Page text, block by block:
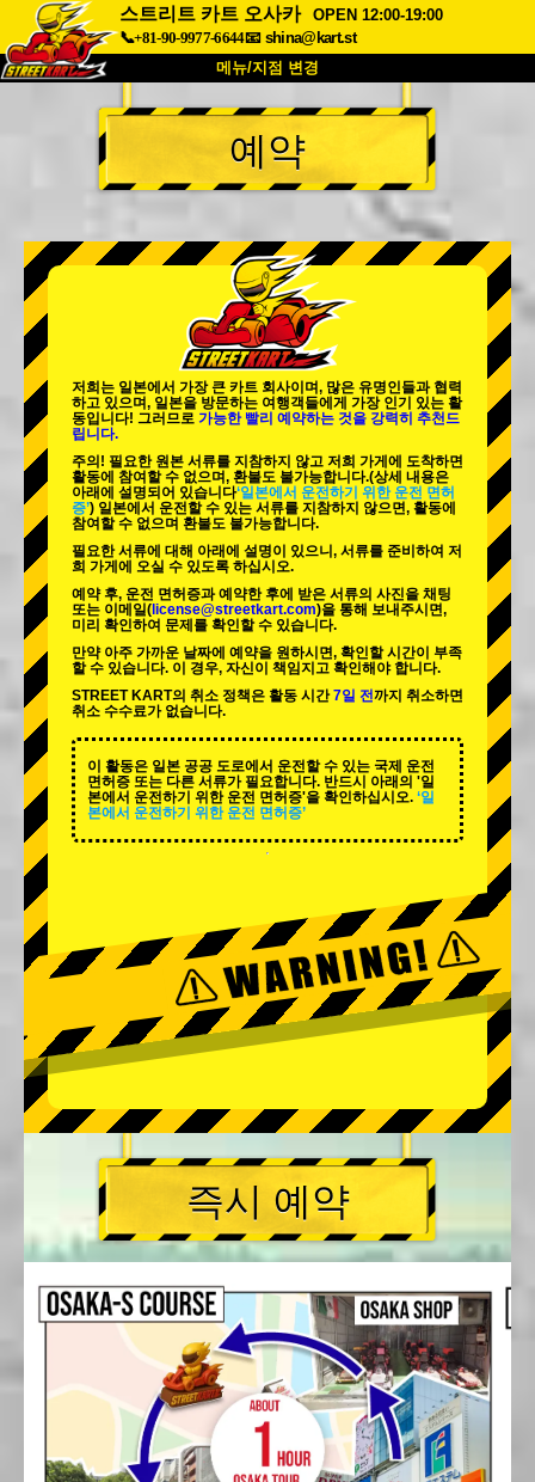
스트리트 카트 오사카
OPEN 12:00-19:00
📞+81-90-9977-6644📧 shina@kart.st
메뉴/지점 변경
최상단
소개 사양 가격
회사 정보 예약
지점 변경
도쿄 시나가와 #1 도쿄 아키하바라#1
도쿄 아키하바라#2
도쿄 시부야 애넥스 도쿄 베이
도쿄 아사쿠사
오키나와
예약
저희는 일본에서 가장 큰 카트 회사이며, 많은 유명인들과 협력
하고 있으며, 일본을 방문하는 여행객들에게 가장 인기 있는 활
동입니다! 그러므로 가능한 빨리 예약하는 것을 강력히 추천드
립니다.
주의! 필요한 원본 서류를 지참하지 않고 저희 가게에 도착하면
활동에 참여할 수 없으며, 환불도 불가능합니다.(상세 내용은
아래에 설명되어 있습니다‘일본에서 운전하기 위한 운전 면허
증’) 일본에서 운전할 수 있는 서류를 지참하지 않으면, 활동에
참여할 수 없으며 환불도 불가능합니다.
필요한 서류에 대해 아래에 설명이 있으니, 서류를 준비하여 저
희 가게에 오실 수 있도록 하십시오.
예약 후, 운전 면허증과 예약한 후에 받은 서류의 사진을 채팅
또는 이메일( license@streetkart.com)을 통해 보내주시면,
미리 확인하여 문제를 확인할 수 있습니다.
만약 아주 가까운 날짜에 예약을 원하시면, 확인할 시간이 부족
할 수 있습니다. 이 경우, 자신이 책임지고 확인해야 합니다.
STREET KART의 취소 정책은 활동 시간7일 전까지 취소하면
취소 수수료가 없습니다.
이 활동은 일본 공공 도로에서 운전할 수 있는 국제 운전
면허증 또는 다른 서류가 필요합니다. 반드시 아래의 '일
본에서 운전하기 위한 운전 면허증'을 확인하십시오. ‘일
본에서 운전하기 위한 운전 면허증’
즉시 예약